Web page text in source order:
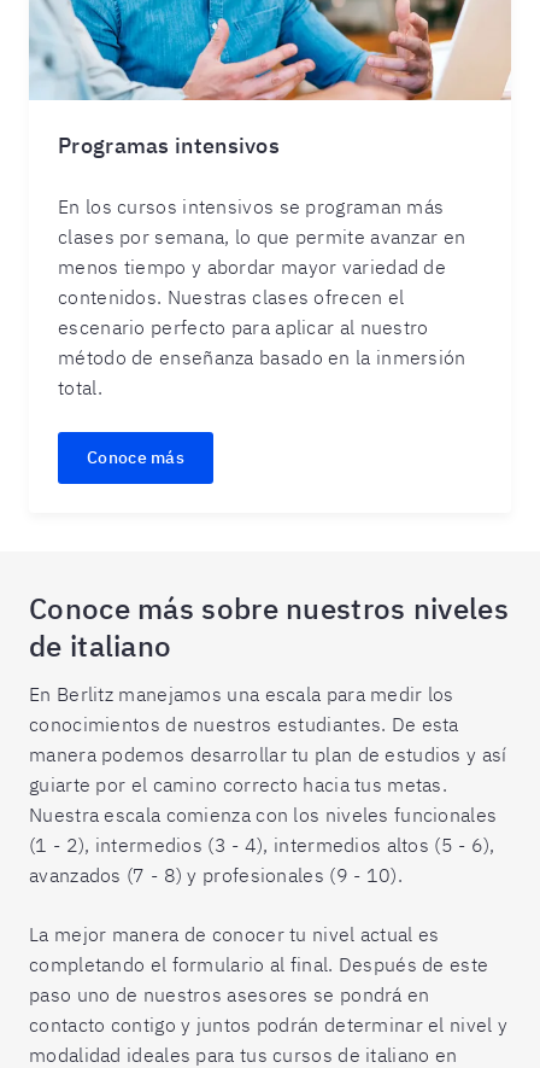
Programas intensivos
En los cursos intensivos se programan más
clases por semana, lo que permite avanzar en
menos tiempo y abordar mayor variedad de
contenidos. Nuestras clases ofrecen el
escenario perfecto para aplicar al nuestro
método de enseñanza basado en la inmersión
total.
Conoce más
Conoce más sobre nuestros niveles
de italiano
En Berlitz manejamos una escala para medir los
conocimientos de nuestros estudiantes. De esta
manera podemos desarrollar tu plan de estudios y así
guiarte por el camino correcto hacia tus metas.
Nuestra escala comienza con los niveles funcionales
(1 - 2), intermedios (3 - 4), intermedios altos (5 - 6),
avanzados (7 - 8) y profesionales (9 - 10).
La mejor manera de conocer tu nivel actual es
completando el formulario al final. Después de este
paso uno de nuestros asesores se pondrá en
contacto contigo y juntos podrán determinar el nivel y
modalidad ideales para tus cursos de italiano en